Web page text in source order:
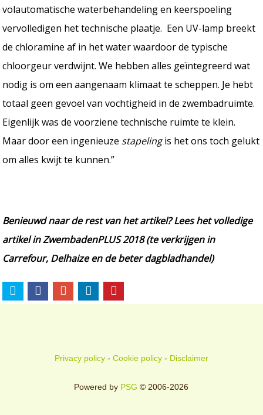
volautomatische waterbehandeling en keerspoeling
vervolledigen het technische plaatje. Een UV-lamp breekt
de chloramine af in het water waardoor de typische
chloorgeur verdwijnt. We hebben alles geïntegreerd wat
nodig is om een aangenaam klimaat te scheppen. Je hebt
totaal geen gevoel van vochtigheid in de zwembadruimte.
Eigenlijk was de voorziene technische ruimte te klein.
Maar door een ingenieuze stapelingis het ons toch gelukt
om alles kwijt te kunnen.”
Benieuwd naar de rest van het artikel? Lees het volledige
artikel in ZwembadenPLUS 2018 (te verkrijgen in
Carrefour, Delhaize en de beter dagbladhandel)
Privacy policy- Cookie policy- Disclaimer
Powered by PSG © 2006-2026